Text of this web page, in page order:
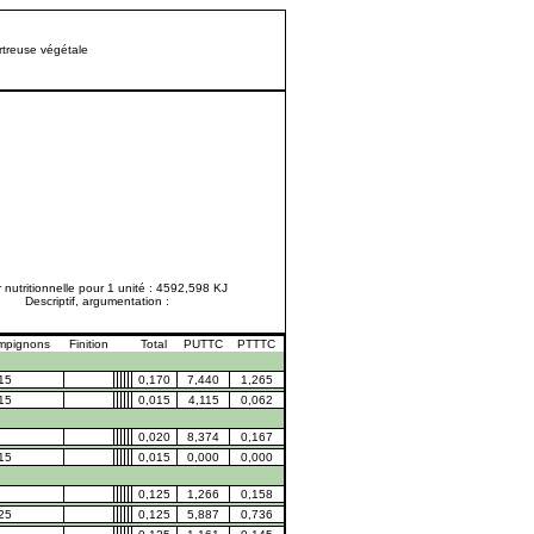
végétale
nutritionnelle pour 1 unité : 4592,598 KJ
Descriptif, argumentation :
Finition Total PUTTC PTTTC
0,170 7,440
1,265
0,015 4,115 0,062
0,020 8,374
0,167
0,015 0,000 0,000
0,125 1,266
0,158
0,125 5,887
0,736